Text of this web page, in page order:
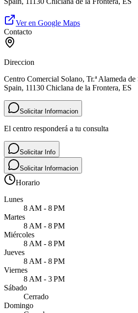
Ver en Google Maps
Contacto
Direccion
Centro Comercial Solano, Tr.ª Alameda
Spain, 11130 Chiclana de la Frontera, ES
Solicitar Informacion
El centro responderá a tu consulta
Solicitar Info
Solicitar Informacion
Horario
Lunes
8 AM - 8 PM
Martes
8 AM - 8 PM
Miércoles
8 AM - 8 PM
Jueves
8 AM - 8 PM
Viernes
8 AM - 3 PM
Sábado
Cerrado
Domingo